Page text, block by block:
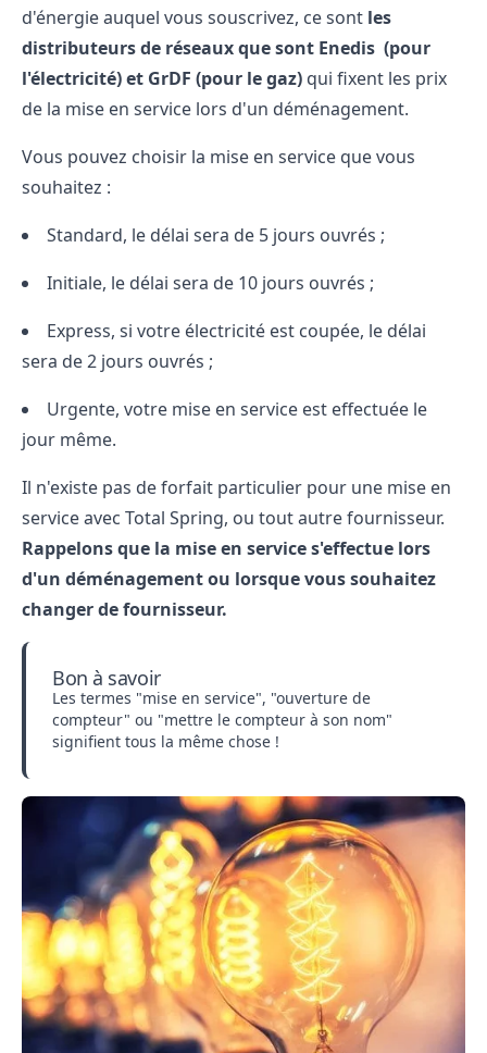
d'énergie auquel vous souscrivez, ce sont les
distributeurs de réseaux que sont Enedis (pour
l'électricité) et GrDF (pour le gaz) qui fixent les prix
de la mise en service lors d'un déménagement.
Vous pouvez choisir la mise en service que vous
souhaitez :
Standard, le délai sera de 5 jours ouvrés ;
Initiale, le délai sera de 10 jours ouvrés ;
Express, si votre électricité est coupée, le délai
sera de 2 jours ouvrés ;
Urgente, votre mise en service est effectuée le
jour même.
Il n'existe pas de forfait particulier pour une mise en
service avec Total Spring, ou tout autre fournisseur.
Rappelons que la mise en service s'effectue lors
d'un déménagement ou lorsque vous souhaitez
changer de fournisseur.
Bon à savoir
Les termes "mise en service", "ouverture de
compteur" ou "mettre le compteur à son nom"
signifient tous la même chose !